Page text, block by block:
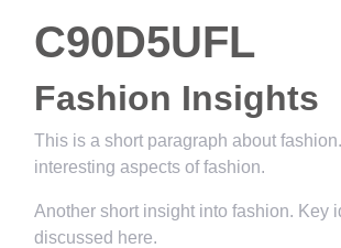
C90D5UFL
Fashion Insights
This is a short paragraph about
interesting aspects of fashion.
Another short insight into fashion. Key
discussed here.